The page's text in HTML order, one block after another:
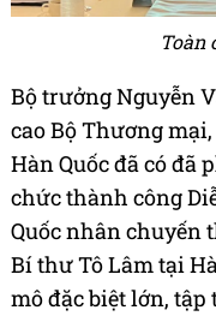
Toàn
Bộ trưởng Nguyễn
cao Bộ Thương
Hàn Quốc đã có đã
chức thành công
Quốc nhân chuyến
Bí thư Tô Lâm tại
mô đặc biệt lớn,